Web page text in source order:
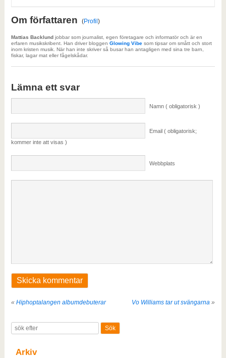
Om författaren (Profil )
Mattias Backlundjobbar som journalist, egen företagare och informatör och är en
erfaren musikskribent. Han driver bloggen Glowing Vibesom tipsar om smått och stort
inom kristen musik. När han inte skriver så busar han antagligen med sina tre barn,
fiskar, lagar mat eller fågelskådar.
Lämna ett svar
Namn ( obligatorisk )
Email ( obligatorisk;
kommer inte att visas )
Webbplats
« Hiphoptalangen albumdebuterar Vo Williams tar ut svängarna »
Arkiv